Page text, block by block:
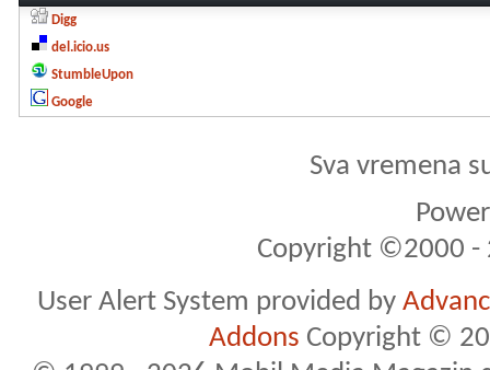
Digg
del.icio.us
StumbleUpon
Google
Sva vremena
Copyright ©2000 -
User Alert System provided by
Addons Copyright ©